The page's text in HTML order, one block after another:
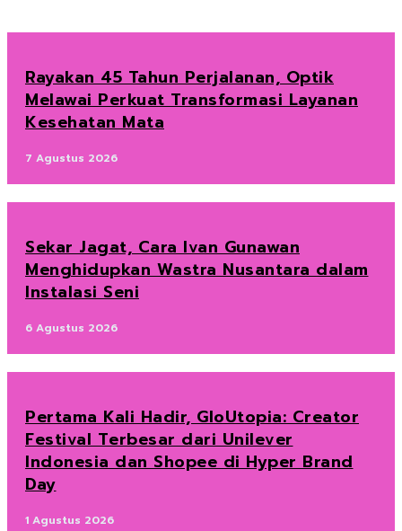
Rayakan 45 Tahun Perjalanan, Optik
Melawai Perkuat Transformasi Layanan
Kesehatan Mata
7 Agustus 2026
Sekar Jagat, Cara Ivan Gunawan
Menghidupkan Wastra Nusantara dalam
Instalasi Seni
6 Agustus 2026
Pertama Kali Hadir, GloUtopia: Creator
Festival Terbesar dari Unilever
Indonesia dan Shopee di Hyper Brand
Day
1 Agustus 2026